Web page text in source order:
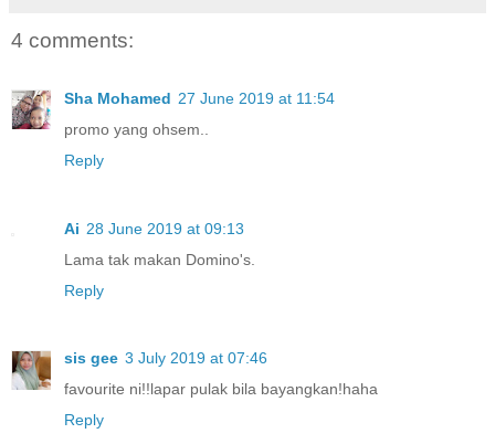
4 comments:
Sha Mohamed 27 June 2019 at 11:54
promo yang ohsem..
Reply
Ai 28 June 2019 at 09:13
Lama tak makan Domino's.
Reply
sis gee 3 July 2019 at 07:46
favourite ni!!lapar pulak bila bayangkan!haha
Reply